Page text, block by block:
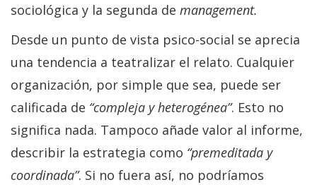
sociológica y la segunda de management.
Desde un punto de vista psico-social se aprecia
una tendencia a teatralizar el relato. Cualquier
organización, por simple que sea, puede ser
calificada de “compleja y heterogénea”. Esto no
significa nada. Tampoco añade valor al informe,
describir la estrategia como “premeditada y
coordinada”. Si no fuera así, no podríamos